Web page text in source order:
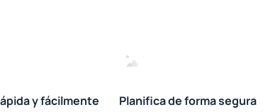
y fácilmente Planifica de forma segura